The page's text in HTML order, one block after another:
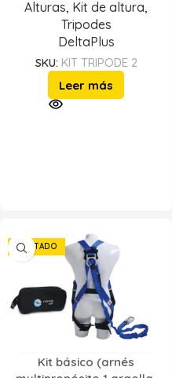
Alturas, Kit de altura,
Tripodes
DeltaPlus
SKU: KIT TRIPODE 2
Leer más
AGOTADO
Kit básico (arnés